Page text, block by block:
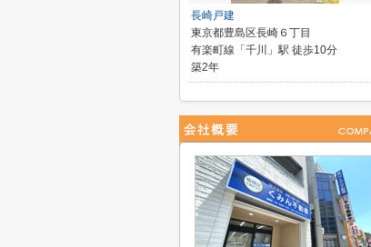
長崎戸建
東京都豊島区長崎６丁目
有楽町線「千川」駅 徒歩10分
築2年